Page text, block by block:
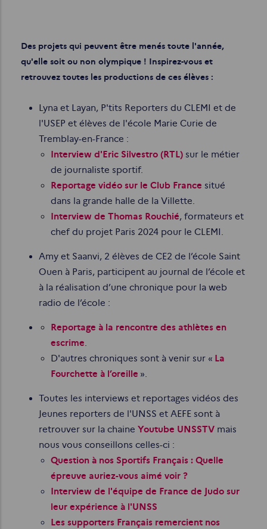
Des projets qui peuvent être menés toute l'année,
qu'elle soit ou non olympique ! Inspirez-vous et
retrouvez toutes les productions de ces élèves :
Lyna et Layan, P'tits Reporters du CLEMI et de
l'USEP et élèves de l'école Marie Curie de
Tremblay-en-France :
Interview d'Eric Silvestro (RTL) sur le métier
de journaliste sportif.
Reportage vidéo sur le Club France situé
dans la grande halle de la Villette.
Interview de Thomas Rouchié, formateurs et
chef du projet Paris 2024 pour le CLEMI.
Amy et Saanvi, 2 élèves de CE2 de l’école Saint
Ouen à Paris, participent au journal de l’école et
à la réalisation d’une chronique pour la web
radio de l’école :
Reportage à la rencontre des athlètes en
escrime.
D'autres chroniques sont à venir sur « La
Fourchette à l’oreille ».
Toutes les interviews et reportages vidéos des
Jeunes reporters de l'UNSS et AEFE sont à
retrouver sur la chaine Youtube UNSSTV mais
nous vous conseillons celles-ci :
Question à nos Sportifs Français : Quelle
épreuve auriez-vous aimé voir ?
Interview de l'équipe de France de Judo sur
leur expérience à l'UNSS
Les supporters Français remercient nos